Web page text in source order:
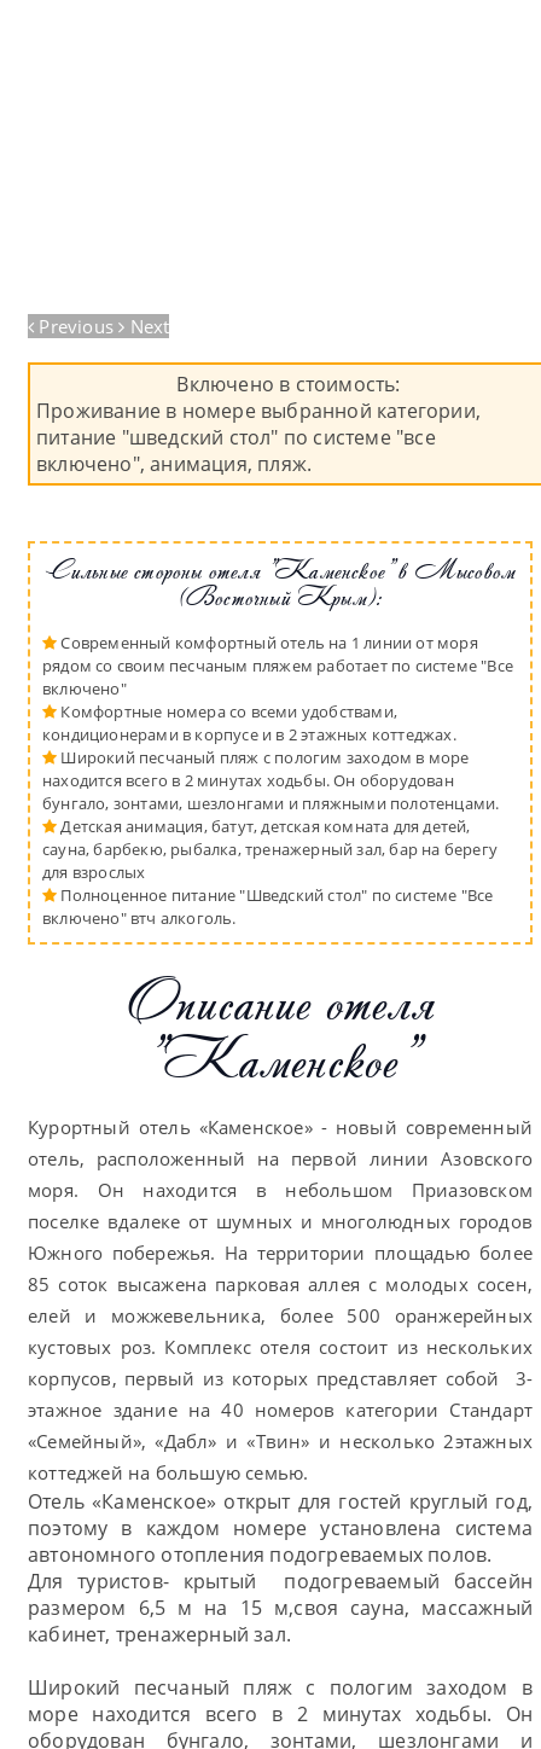
Previous Next
Включено в стоимость:
Проживание в номере выбранной категории,
питание "шведский стол" по системе "все
включено", анимация, пляж.
Сильные стороны отеля "Каменское" в Мысовом
(Восточный Крым):
Современный комфортный отель на 1 линии от моря
рядом со своим песчаным пляжем работает по системе "Все
включено"
Комфортные номера со всеми удобствами,
кондиционерами в корпусе и в 2 этажных коттеджах.
Широкий песчаный пляж с пологим заходом в море
находится всего в 2 минутах ходьбы. Он оборудован
бунгало, зонтами, шезлонгами и пляжными полотенцами.
Детская анимация, батут, детская комната для детей,
сауна, барбекю, рыбалка, тренажерный зал, бар на берегу
для взрослых
Полноценное питание "Шведский стол" по системе "Все
включено" втч алкоголь.
Описание отеля
"Каменское"
Курортный отель «Каменское» - новый современный
отель, расположенный на первой линии Азовского
моря. Он находится в небольшом Приазовском
поселке вдалеке от шумных и многолюдных городов
Южного побережья. На территории площадью более
85 соток высажена парковая аллея с молодых сосен,
елей и можжевельника, более 500 оранжерейных
кустовых роз. Комплекс отеля состоит из нескольких
корпусов, первый из которых представляет собой 3-
этажное здание на 40 номеров категории Стандарт
«Семейный», «Дабл» и «Твин» и несколько 2этажных
коттеджей на большую семью.
Отель «Каменское» открыт для гостей круглый год,
поэтому в каждом номере установлена система
автономного отопления подогреваемых полов.
Для туристов- крытый подогреваемый бассейн
размером 6,5 м на 15 м,своя сауна, массажный
кабинет, тренажерный зал.
Широкий песчаный пляж с пологим заходом в
море находится всего в 2 минутах ходьбы. Он
оборудован бунгало, зонтами, шезлонгами и